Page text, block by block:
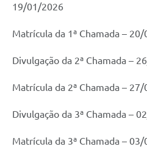
19/01/2026
Matrícula da 1ª Chamada –
Divulgação da 2ª Chamada –
Matrícula da 2ª Chamada –
Divulgação da 3ª Chamada –
Matrícula da 3ª Chamada –